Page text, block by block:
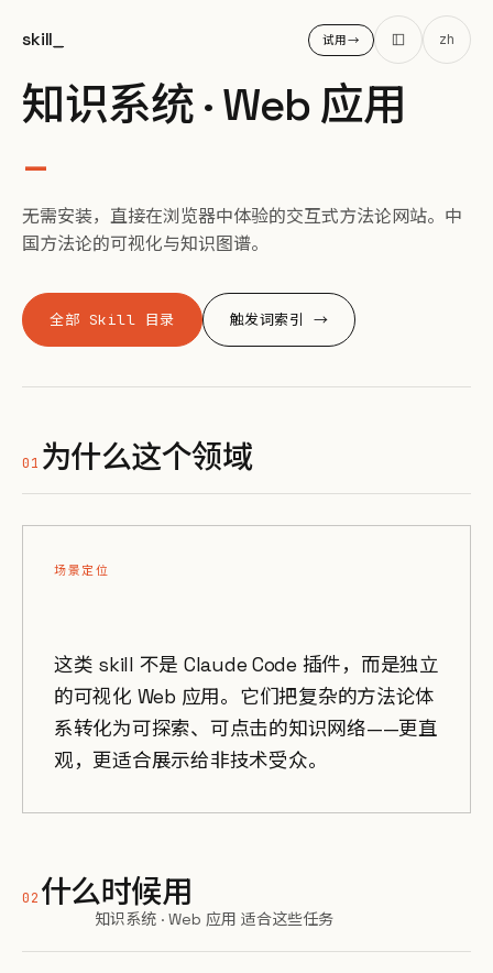
skill 试用→ zh
SKILL HUB · 领域专题 · 🌐 知识系统 · WEB 应用
知识系统 · Web 应用
无需安装，直接在浏览器中体验的交互式方法论网站。中
国方法论的可视化与知识图谱。
全部 Skill 目录 触发词索引 →
01 为什么这个领域
场景定位
这类 skill 不是 Claude Code 插件，而是独立
的可视化 Web 应用。它们把复杂的方法论体
系转化为可探索、可点击的知识网络——更直
观，更适合展示给非技术受众。
02 什么时候用
知识系统 · Web 应用 适合这些任务